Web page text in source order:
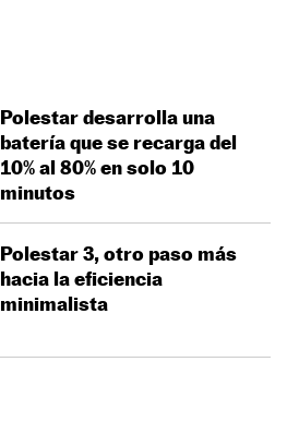
Polestar desarrolla una
batería que se recarga del
10% al 80% en solo 10
minutos
Polestar 3, otro paso más
hacia la eficiencia
minimalista